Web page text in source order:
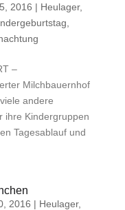
2016 | Heulager,
–
Milchbauernhof
andere
ihre Kindergruppen
Tagesablauf und
2016 | Heulager,